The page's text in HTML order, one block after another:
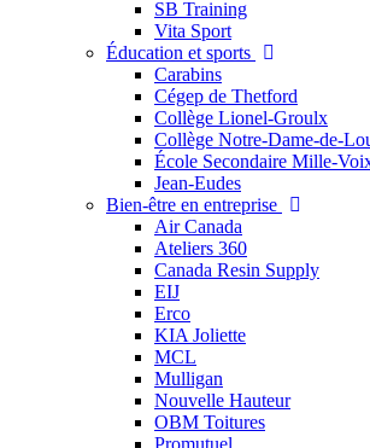
SB Training
Vita Sport
Éducation et sports
Carabins
Cégep de Thetford
Collège Lionel-Groulx
Collège Notre-Dame-de-
École Secondaire Mille-
Jean-Eudes
Bien-être en entreprise
Air Canada
Ateliers 360
Canada Resin Supply
EIJ
Erco
KIA Joliette
MCL
Mulligan
Nouvelle Hauteur
OBM Toitures
Promutuel